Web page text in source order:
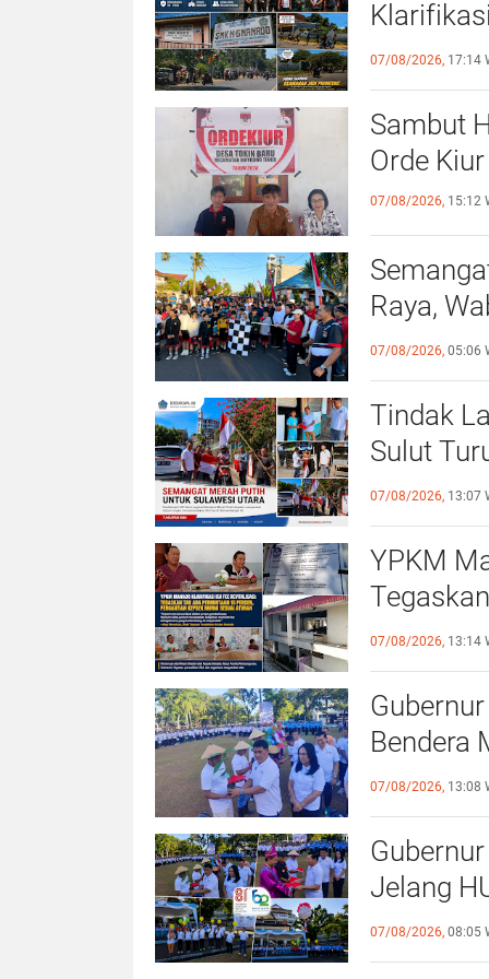
Dijaga
07/08/2026, 17:14
Sambut
Orde Kiur
07/08/2026, 15:12
Raya,
Sehat
07/08/2026, 05:06
Tindak
Sulut
Merah
07/08/2026, 13:07
YPKM
07/08/2026, 13:14
Bendera
Kurang
07/08/2026, 13:08
Jelang
07/08/2026, 08:05